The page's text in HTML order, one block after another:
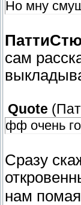
Но мну
сам
Quote (
фф очень
Сразу
нам